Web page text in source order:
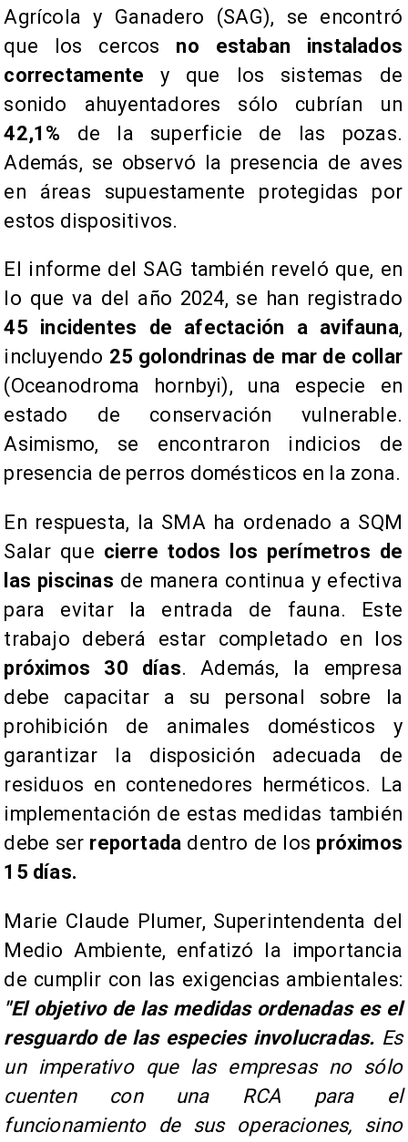
Agrícola y Ganadero (SAG), se encontró
que los cercos no estaban instalados
correctamente y que los sistemas de
sonido ahuyentadores sólo cubrían un
42,1% de la superficie de las pozas.
Además, se observó la presencia de aves
en áreas supuestamente protegidas por
estos dispositivos.
El informe del SAG también reveló que, en
lo que va del año 2024, se han registrado
45 incidentes de afectación a avifauna,
incluyendo 25 golondrinas de mar de collar
(Oceanodroma hornbyi), una especie en
estado de conservación vulnerable.
Asimismo, se encontraron indicios de
presencia de perros domésticos en la zona.
En respuesta, la SMA ha ordenado a SQM
Salar que cierre todos los perímetros de
las piscinas de manera continua y efectiva
para evitar la entrada de fauna. Este
trabajo deberá estar completado en los
próximos 30 días. Además, la empresa
debe capacitar a su personal sobre la
prohibición de animales domésticos y
garantizar la disposición adecuada de
residuos en contenedores herméticos. La
implementación de estas medidas también
debe ser reportada dentro de los próximos
15 días.
Marie Claude Plumer, Superintendenta del
Medio Ambiente, enfatizó la importancia
de cumplir con las exigencias ambientales:
"El objetivo de las medidas ordenadas es el
resguardo de las especies involucradas. Es
un imperativo que las empresas no sólo
cuenten con una RCA para el
funcionamiento de sus operaciones, sino